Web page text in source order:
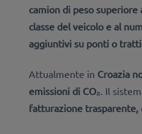
camion di peso
classe del veicolo e al
aggiuntivi su ponti o
Attualmente in Croazia
emissioni di CO₂. Il
fatturazione